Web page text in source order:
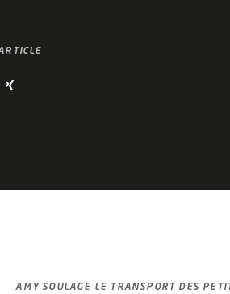
AMY SOULAGE LE TRANSPORT DES